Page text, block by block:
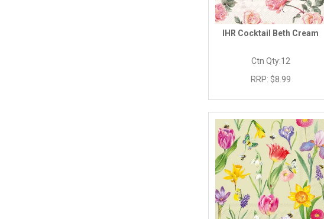
IHR Cocktail Beth Cream
Ctn Qty:12
RRP: $8.99